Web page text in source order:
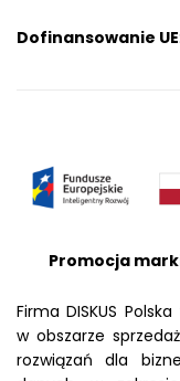
Dofinansowanie UE
Promocja
Firma DISKUS
w obszarze
rozwiązań dla